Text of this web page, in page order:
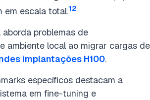
em escala total.12
problemas de
ambiente local ao migrar cargas de
implantações H100.
específicos destacam a
em fine-tuning e